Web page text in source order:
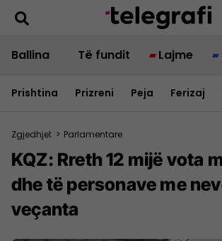
Ballina Të fundit Lajme
Prishtina Prizreni Peja Ferizaj
Zgjedhjet > Parlamentare
KQZ: Rreth 12 mijë vota
dhe të personave me
veçanta